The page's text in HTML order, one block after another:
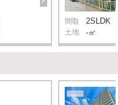
間取 2SLDK
土地 -㎡